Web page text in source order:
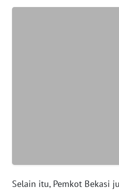
Selain itu, Pemkot Bekasi
WN